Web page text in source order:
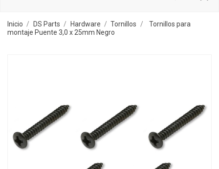
Inicio DS Parts Hardware Tornillos
Tornillos para
montaje Puente 3,0 x 25mm Negro